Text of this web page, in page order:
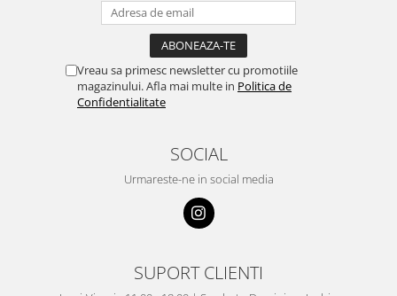
Vreau sa primesc newsletter cu promotiile
magazinului. Afla mai multe in Politica de
Confidentialitate
SOCIAL
Urmareste-ne in social media
SUPORT CLIENTI